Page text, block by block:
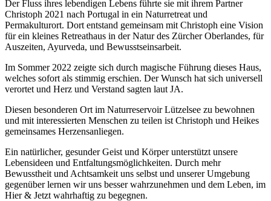
Der Fluss ihres lebendigen Lebens führte sie mit ihrem Partner
Christoph 2021 nach Portugal in ein Naturretreat und
Permakulturort. Dort entstand gemeinsam mit Christoph eine Vision
für ein kleines Retreathaus in der Natur des Zürcher Oberlandes, für
Auszeiten, Ayurveda, und Bewusstseinsarbeit.
Im Sommer 2022 zeigte sich durch magische Führung dieses Haus,
welches sofort als stimmig erschien. Der Wunsch hat sich universell
verortet und Herz und Verstand sagten laut JA.
Diesen besonderen Ort im Naturreservoir Lützelsee zu bewohnen
und mit interessierten Menschen zu teilen ist Christoph und Heikes
gemeinsames Herzensanliegen.
Ein natürlicher, gesunder Geist und Körper unterstützt unsere
Lebensideen und Entfaltungsmöglichkeiten. Durch mehr
Bewusstheit und Achtsamkeit uns selbst und unserer Umgebung
gegenüber lernen wir uns besser wahrzunehmen und dem Leben, im
Hier & Jetzt wahrhaftig zu begegnen.